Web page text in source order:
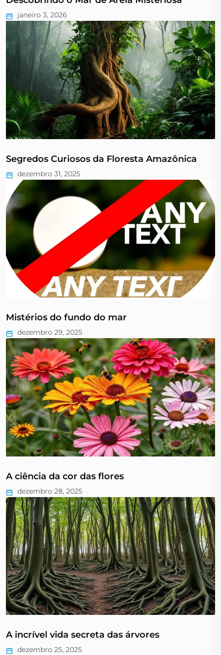
janeiro 3, 2026
Segredos Curiosos da Floresta Amazônica
dezembro 31, 2025
Mistérios do fundo do mar
dezembro 29, 2025
A ciência da cor das flores
dezembro 28, 2025
A incrível vida secreta das árvores
dezembro 25, 2025